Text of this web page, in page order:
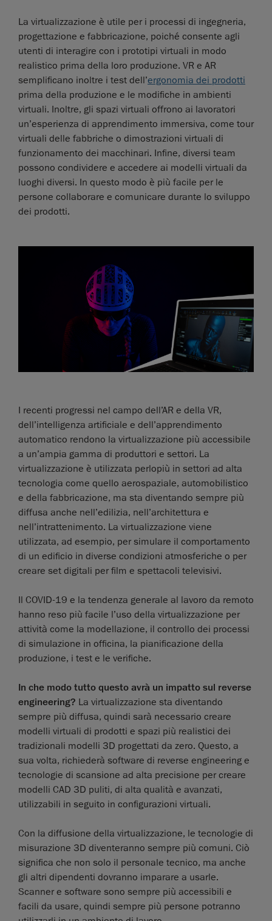
La virtualizzazione è utile per i processi di ingegneria,
progettazione e fabbricazione, poiché consente agli
utenti di interagire con i prototipi virtuali in modo
realistico prima della loro produzione. VR e AR
semplificano inoltre i test dell’ergonomia dei prodotti
prima della produzione e le modifiche in ambienti
virtuali. Inoltre, gli spazi virtuali offrono ai lavoratori
un’esperienza di apprendimento immersiva, come tour
virtuali delle fabbriche o dimostrazioni virtuali di
funzionamento dei macchinari. Infine, diversi team
possono condividere e accedere ai modelli virtuali da
luoghi diversi. In questo modo è più facile per le
persone collaborare e comunicare durante lo sviluppo
dei prodotti.
I recenti progressi nel campo dell’AR e della VR,
dell’intelligenza artificiale e dell’apprendimento
automatico rendono la virtualizzazione più accessibile
a un’ampia gamma di produttori e settori. La
virtualizzazione è utilizzata perlopiù in settori ad alta
tecnologia come quello aerospaziale, automobilistico
e della fabbricazione, ma sta diventando sempre più
diffusa anche nell’edilizia, nell’architettura e
nell’intrattenimento. La virtualizzazione viene
utilizzata, ad esempio, per simulare il comportamento
di un edificio in diverse condizioni atmosferiche o per
creare set digitali per film e spettacoli televisivi.
Il COVID-19 e la tendenza generale al lavoro da remoto
hanno reso più facile l’uso della virtualizzazione per
attività come la modellazione, il controllo dei processi
di simulazione in officina, la pianificazione della
produzione, i test e le verifiche.
In che modo tutto questo avrà un impatto sul reverse
engineering? La virtualizzazione sta diventando
sempre più diffusa, quindi sarà necessario creare
modelli virtuali di prodotti e spazi più realistici dei
tradizionali modelli 3D progettati da zero. Questo, a
sua volta, richiederà software di reverse engineering e
tecnologie di scansione ad alta precisione per creare
modelli CAD 3D puliti, di alta qualità e avanzati,
utilizzabili in seguito in configurazioni virtuali.
Con la diffusione della virtualizzazione, le tecnologie di
misurazione 3D diventeranno sempre più comuni. Ciò
significa che non solo il personale tecnico, ma anche
gli altri dipendenti dovranno imparare a usarle.
Scanner e software sono sempre più accessibili e
facili da usare, quindi sempre più persone potranno